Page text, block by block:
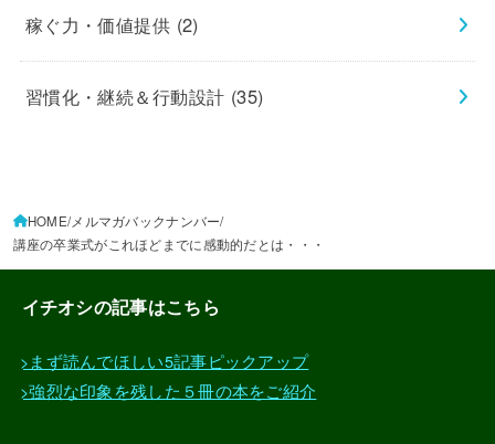
稼ぐ力・価値提供 (2)
習慣化・継続＆行動設計 (35)
HOME メルマガバックナンバー
講座の卒業式がこれほどまでに感動的だとは・・・
イチオシの記事はこちら
>まず読んでほしい5記事ピックアップ
>強烈な印象を残した５冊の本をご紹介